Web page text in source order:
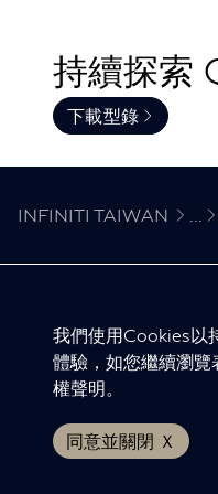
持續探索
下載型錄
INFINITI TAIWAN
隱私權聲明
版權聲明
免責聲明
© INFINITI 2024
我們使用Cookies以
體驗，如您繼續瀏覽
權聲明。
同意並關閉 Ｘ